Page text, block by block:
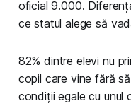
oficial 9.000.
ce statul alege să
82% dintre elevi nu
copil care vine fără
condiții egale cu unul